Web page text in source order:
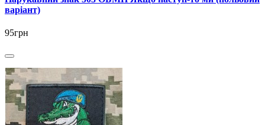
варіант)
95грн